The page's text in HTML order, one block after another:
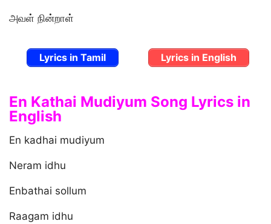
அவள் நின்றாள்
Lyrics in Tamil Lyrics in English
En Kathai Mudiyum Song Lyrics in
English
En kadhai mudiyum
Neram idhu
Enbathai sollum
Raagam idhu